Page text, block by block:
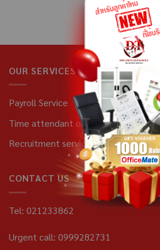
OUR SERVICES
Payroll Service
Time attendant online
Recruitment service
CONTACT US
Tel: 021233862
Urgent call: 0999282731